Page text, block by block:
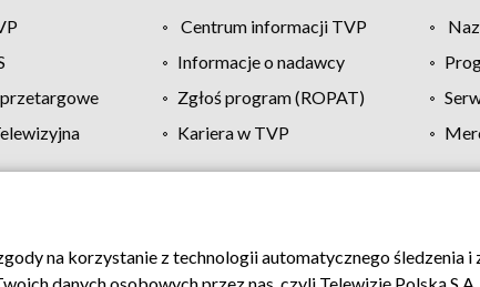
Centrum informacji TVP
Informacje o nadawcy
Zgłoś program (ROPAT)
Kariera w TVP
Polityka prywatności Moje zgody Pomoc
na korzystanie z technologii automatycznego śledzenia